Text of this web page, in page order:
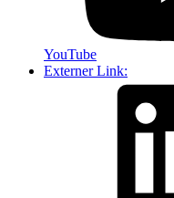
YouTube
Externer Link: